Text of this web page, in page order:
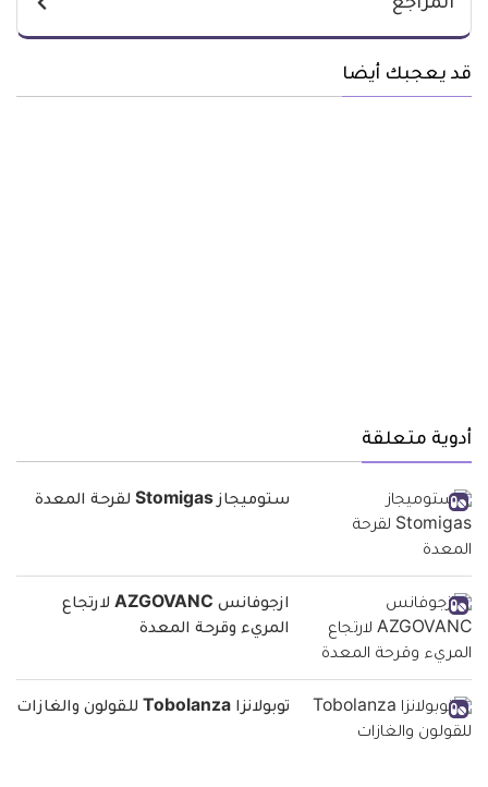
قد يعجبك أيضا
أدوية متعلقة
ستوميجاز Stomigas لقرحة المعدة
ازجوفانس AZGOVANC لارتجاع
المريء وقرحة المعدة
توبولانزا Tobolanza للقولون والغازات